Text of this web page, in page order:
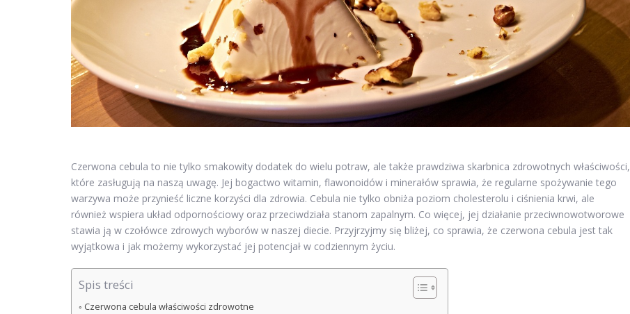
Czerwona cebula to nie tylko smakowity dodatek do wielu potraw, ale także prawdziwa skarbnica zdrowotnych właściwości,
które zasługują na naszą uwagę. Jej bogactwo witamin, flawonoidów i minerałów sprawia, że regularne spożywanie tego
warzywa może przynieść liczne korzyści dla zdrowia. Cebula nie tylko obniża poziom cholesterolu i ciśnienia krwi, ale
również wspiera układ odpornościowy oraz przeciwdziała stanom zapalnym. Co więcej, jej działanie przeciwnowotworowe
stawia ją w czołówce zdrowych wyborów w naszej diecie. Przyjrzyjmy się bliżej, co sprawia, że czerwona cebula jest tak
wyjątkowa i jak możemy wykorzystać jej potencjał w codziennym życiu.
Spis treści
Czerwona cebula właściwości zdrowotne